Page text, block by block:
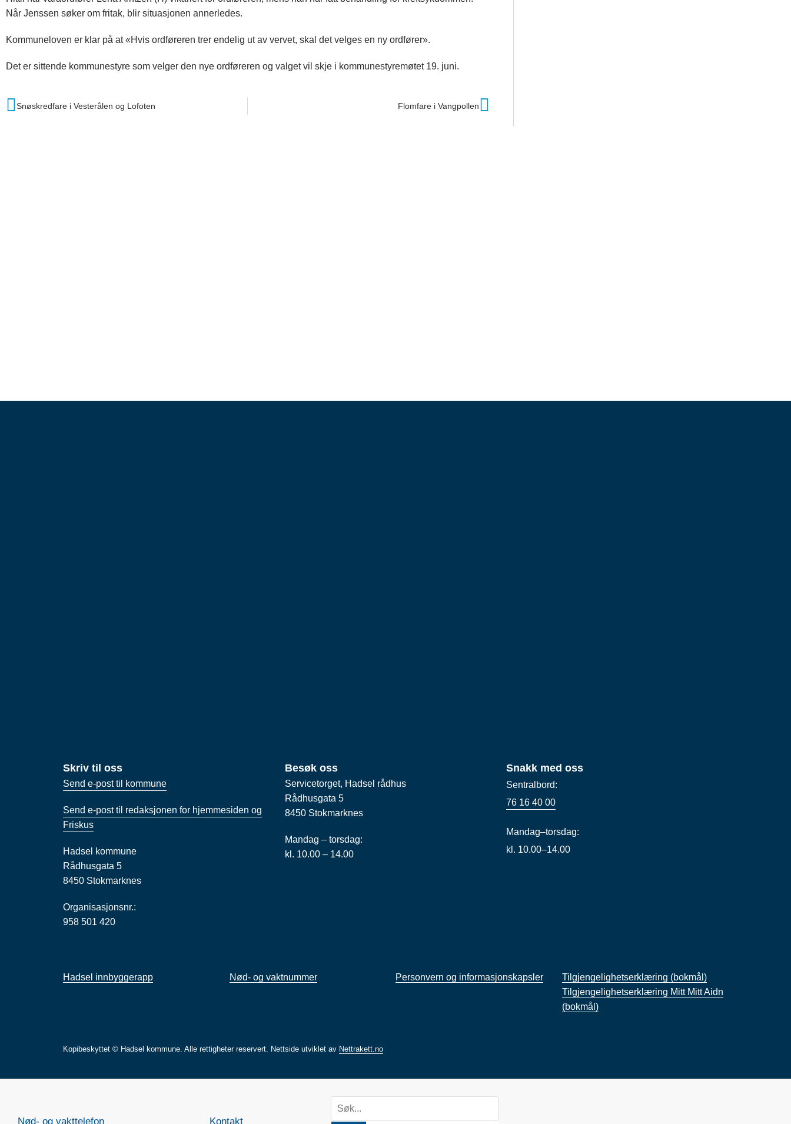
Når Jenssen søker om fritak, blir situasjonen annerledes.
Kommuneloven er klar på at «Hvis ordføreren trer endelig ut av vervet, skal det velges en ny ordfører».
Det er sittende kommunestyre som velger den nye ordføreren og valget vil skje i kommunestyremøtet 19. juni.
Snøskredfare i Vesterålen og Lofoten Flomfare i Vangpollen
Skriv til oss
Send e-post til kommune
Send e-post til redaksjonen for hjemmesiden og
Friskus
Hadsel kommune
Rådhusgata 5
8450 Stokmarknes
Organisasjonsnr.:
958 501 420
Besøk oss
Servicetorget, Hadsel rådhus
Rådhusgata 5
8450 Stokmarknes
Mandag – torsdag:
kl. 10.00 – 14.00
Snakk med oss
Sentralbord:
76 16 40 00
Mandag–torsdag:
kl. 10.00–14.00
Hadsel innbyggerapp Nød- og vaktnummer Personvern og informasjonskapsler
Tilgjengelighetserklæring (bokmål)
Tilgjengelighetserklæring Mitt Mitt Aidn
(bokmål)
Kopibeskyttet © Hadsel kommune. Alle rettigheter reservert. Nettside utviklet av Nettrakett.no
Nød- og vakttelefon Kontakt